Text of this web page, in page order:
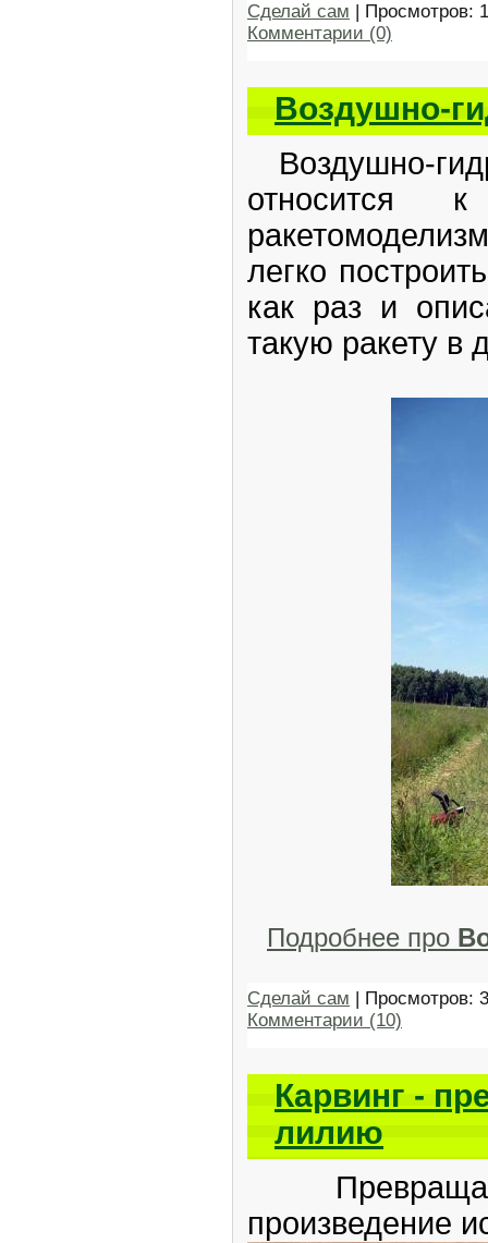
Сделай сам | Просмотров:
Комментарии (0)
Воздушно-
Воздушно-
относится
легко
как раз и
такую ракету в
Подробнее про
Сделай сам | Просмотров:
Комментарии (10)
Карвинг -
лилию
произведение